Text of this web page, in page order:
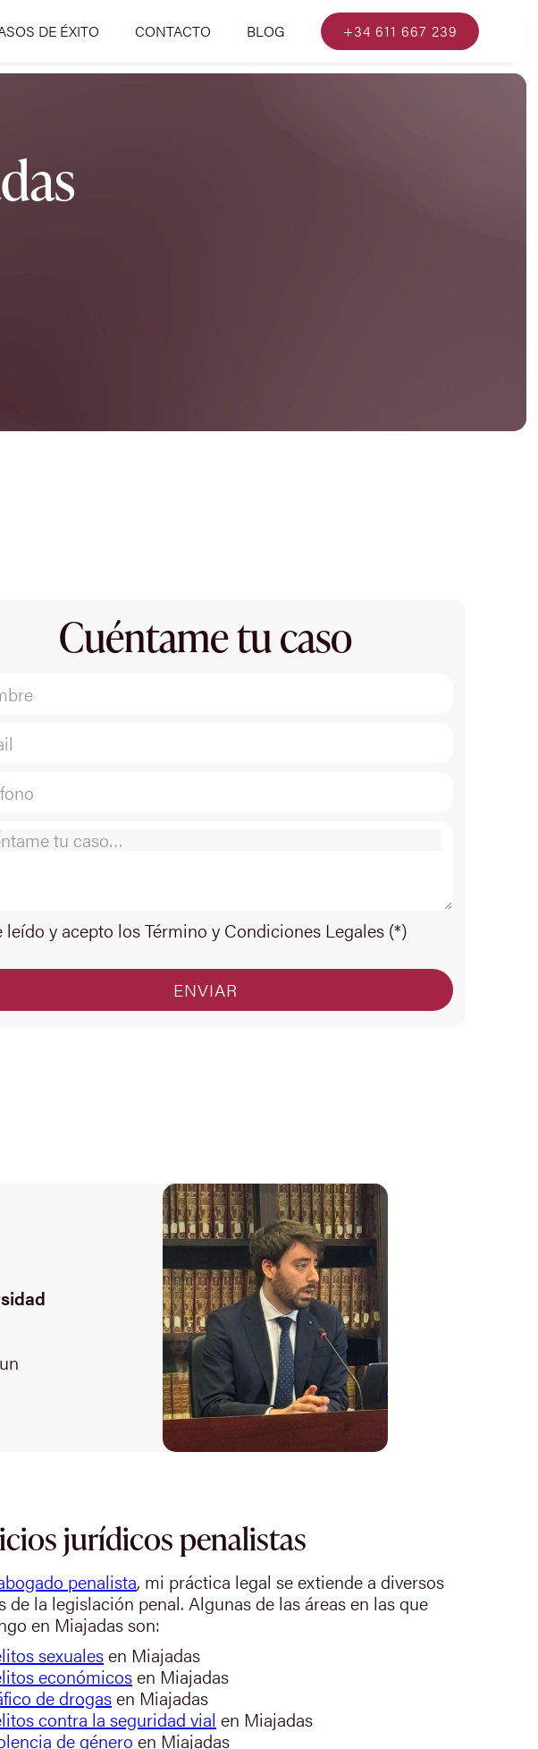
DE ÉXITO CONTACTO BLOG +34 611 667 239
Cuéntame tu caso
leído y acepto los Término y Condiciones Legales (*)
jurídicos penalistas
penalista, mi práctica legal se extiende a diversos
de la legislación penal. Algunas de las áreas en las que
en Miajadas son:
sexualesen Miajadas
económicosen Miajadas
de drogasen Miajadas
contra la seguridad vial en Miajadas
de género en Miajadas